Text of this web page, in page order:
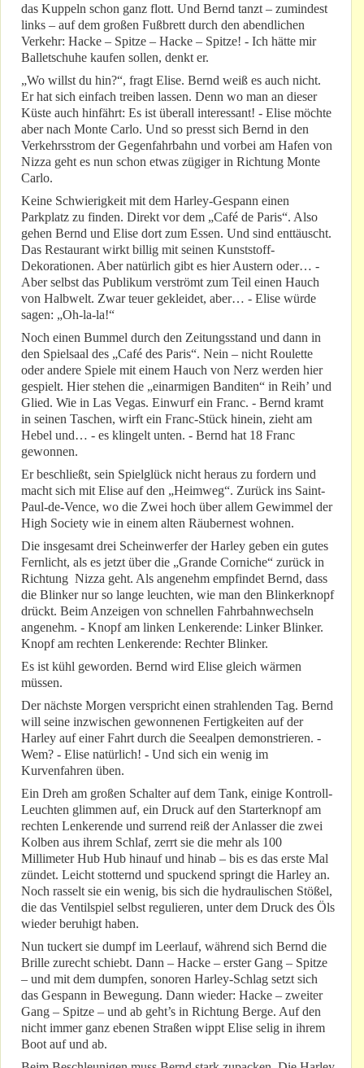
das Kuppeln schon ganz flott. Und Bernd tanzt – zumindest
links – auf dem großen Fußbrett durch den abendlichen
Verkehr: Hacke – Spitze – Hacke – Spitze! - Ich hätte mir
Balletschuhe kaufen sollen, denkt er.
„Wo willst du hin?“, fragt Elise. Bernd weiß es auch nicht.
Er hat sich einfach treiben lassen. Denn wo man an dieser
Küste auch hinfährt: Es ist überall interessant! - Elise möchte
aber nach Monte Carlo. Und so presst sich Bernd in den
Verkehrsstrom der Gegenfahrbahn und vorbei am Hafen von
Nizza geht es nun schon etwas zügiger in Richtung Monte
Carlo.
Keine Schwierigkeit mit dem Harley-Gespann einen
Parkplatz zu finden. Direkt vor dem „Café de Paris“. Also
gehen Bernd und Elise dort zum Essen. Und sind enttäuscht.
Das Restaurant wirkt billig mit seinen Kunststoff-
Dekorationen. Aber natürlich gibt es hier Austern oder… -
Aber selbst das Publikum verströmt zum Teil einen Hauch
von Halbwelt. Zwar teuer gekleidet, aber… - Elise würde
sagen: „Oh-la-la!“
Noch einen Bummel durch den Zeitungsstand und dann in
den Spielsaal des „Café des Paris“. Nein – nicht Roulette
oder andere Spiele mit einem Hauch von Nerz werden hier
gespielt. Hier stehen die „einarmigen Banditen“ in Reih’ und
Glied. Wie in Las Vegas. Einwurf ein Franc. - Bernd kramt
in seinen Taschen, wirft ein Franc-Stück hinein, zieht am
Hebel und… - es klingelt unten. - Bernd hat 18 Franc
gewonnen.
Er beschließt, sein Spielglück nicht heraus zu fordern und
macht sich mit Elise auf den „Heimweg“. Zurück ins Saint-
Paul-de-Vence, wo die Zwei hoch über allem Gewimmel der
High Society wie in einem alten Räubernest wohnen.
Die insgesamt drei Scheinwerfer der Harley geben ein gutes
Fernlicht, als es jetzt über die „Grande Corniche“ zurück in
Richtung Nizza geht. Als angenehm empfindet Bernd, dass
die Blinker nur so lange leuchten, wie man den Blinkerknopf
drückt. Beim Anzeigen von schnellen Fahrbahnwechseln
angenehm. - Knopf am linken Lenkerende: Linker Blinker.
Knopf am rechten Lenkerende: Rechter Blinker.
Es ist kühl geworden. Bernd wird Elise gleich wärmen
müssen.
Der nächste Morgen verspricht einen strahlenden Tag. Bernd
will seine inzwischen gewonnenen Fertigkeiten auf der
Harley auf einer Fahrt durch die Seealpen demonstrieren. -
Wem? - Elise natürlich! - Und sich ein wenig im
Kurvenfahren üben.
Ein Dreh am großen Schalter auf dem Tank, einige Kontroll-
Leuchten glimmen auf, ein Druck auf den Starterknopf am
rechten Lenkerende und surrend reiß der Anlasser die zwei
Kolben aus ihrem Schlaf, zerrt sie die mehr als 100
Millimeter Hub Hub hinauf und hinab – bis es das erste Mal
zündet. Leicht stotternd und spuckend springt die Harley an.
Noch rasselt sie ein wenig, bis sich die hydraulischen Stößel,
die das Ventilspiel selbst regulieren, unter dem Druck des Öls
wieder beruhigt haben.
Nun tuckert sie dumpf im Leerlauf, während sich Bernd die
Brille zurecht schiebt. Dann – Hacke – erster Gang – Spitze
– und mit dem dumpfen, sonoren Harley-Schlag setzt sich
das Gespann in Bewegung. Dann wieder: Hacke – zweiter
Gang – Spitze – und ab geht’s in Richtung Berge. Auf den
nicht immer ganz ebenen Straßen wippt Elise selig in ihrem
Boot auf und ab.